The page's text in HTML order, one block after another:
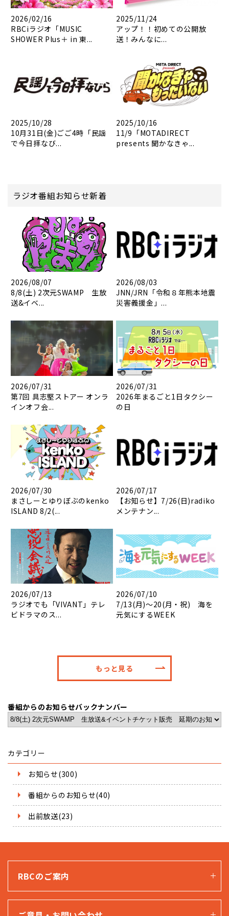
2026/02/16
RBCiラジオ「MUSIC
SHOWER Plus＋ in 東...
2025/11/24
アップ！！初めての公開放
送！みんなに...
2025/10/28
10月31日(金)ごご4時「民謡
で今日拝なび...
2025/10/16
11/9「MOTADIRECT
presents 聞かなきゃ...
ラジオ番組お知らせ新着
2026/08/07
8/8(土) 2次元SWAMP 生放
送&イベ...
2026/08/03
JNN/JRN「令和８年熊本地震
災害義援金」...
2026/07/31
第7回 具志堅ストアー オンラ
インオフ会...
2026/07/31
2026年まるごと1日タクシー
の日
2026/07/30
まさしーとゆりぼぶのkenko
ISLAND 8/2(...
2026/07/17
【お知らせ】7/26(日)radiko
メンテナン...
2026/07/13
ラジオでも「VIVANT」テレ
ビドラマのス...
2026/07/10
7/13(月)～20(月・祝) 海を
元気にするWEEK
もっと見る
番組からのお知らせバックナンバー
カテゴリー
お知らせ(300)
番組からのお知らせ(40)
出前放送(23)
RBCのご案内